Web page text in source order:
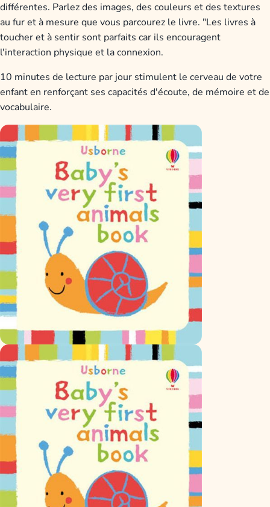
différentes. Parlez des images, des couleurs et des textures
au fur et à mesure que vous parcourez le livre. "Les livres à
toucher et à sentir sont parfaits car ils encouragent
l'interaction physique et la connexion.
10 minutes de lecture par jour stimulent le cerveau de votre
enfant en renforçant ses capacités d'écoute, de mémoire et de
vocabulaire.